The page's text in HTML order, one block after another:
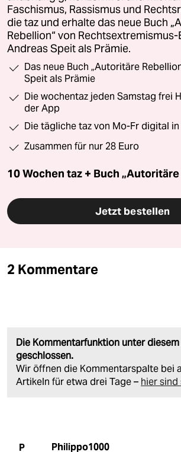
Faschismus, Rassismus und
die taz und erhalte das neue Buch
Rebellion“ von
Andreas Speit als Prämie.
Das neue Buch „Autoritäre
Speit als Prämie
Die wochentaz jeden Samstag frei
der App
Die tägliche taz von Mo-Fr digital
Zusammen für nur 28 Euro
10 Wochen taz + Buch
Jetzt bestellen
2 Kommentare
Die Kommentarfunktion unter
geschlossen.
Wir öffnen die Kommentarspalte bei
Artikeln für etwa drei Tage – hier sind
P Philippo1000